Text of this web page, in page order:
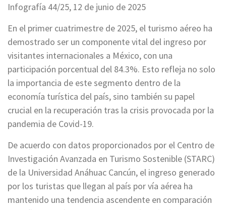
Infografía 44/25, 12 de junio de 2025
En el primer cuatrimestre de 2025, el turismo aéreo ha
demostrado ser un componente vital del ingreso por
visitantes internacionales a México, con una
participación porcentual del 84.3%. Esto refleja no solo
la importancia de este segmento dentro de la
economía turística del país, sino también su papel
crucial en la recuperación tras la crisis provocada por la
pandemia de Covid-19.
De acuerdo con datos proporcionados por el Centro de
Investigación Avanzada en Turismo Sostenible (STARC)
de la Universidad Anáhuac Cancún, el ingreso generado
por los turistas que llegan al país por vía aérea ha
mantenido una tendencia ascendente en comparación